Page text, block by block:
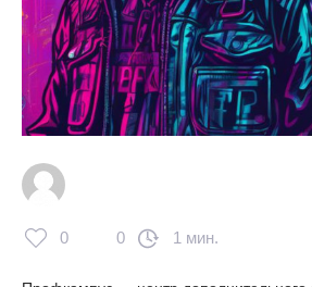
0 0 1 мин.